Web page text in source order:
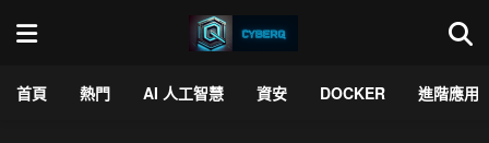
首頁 熱門 AI 人工智慧 資安 DOCKER 進階應用